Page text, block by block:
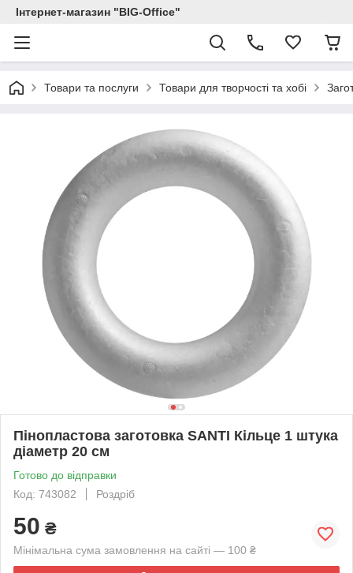
Інтернет-магазин "BIG-Office"
Товари та послуги Товари для творчості та хобі
Пінопластова заготовка SANTI Кільце 1 штука
діаметр 20 см
Готово до відправки
Код: 743082
Роздріб
50 ₴
Мінімальна сума замовлення на сайті — 100 ₴